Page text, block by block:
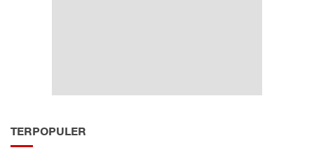
TERPOPULER